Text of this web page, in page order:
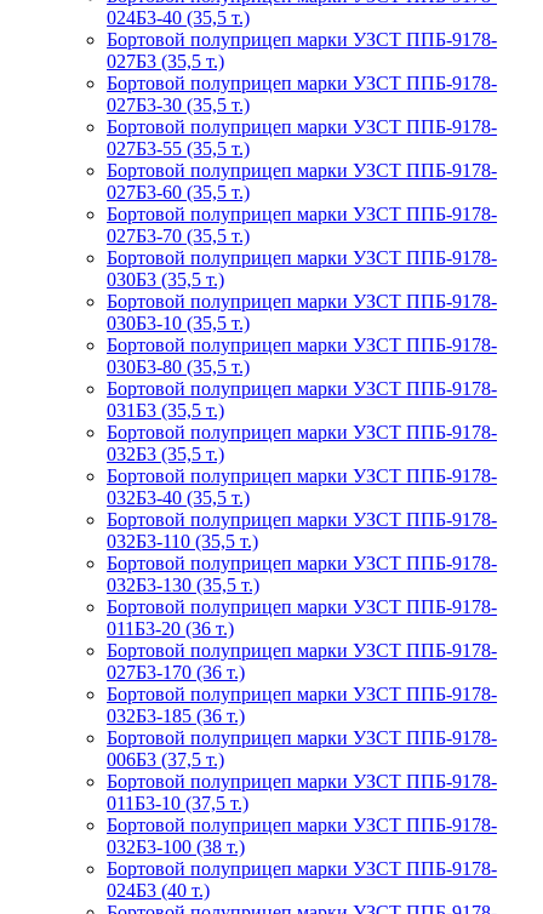
024Б3-40 (35,5 т.)
Бортовой полуприцеп марки УЗСТ ППБ-9178-
027Б3 (35,5 т.)
Бортовой полуприцеп марки УЗСТ ППБ-9178-
027Б3-30 (35,5 т.)
Бортовой полуприцеп марки УЗСТ ППБ-9178-
027Б3-55 (35,5 т.)
Бортовой полуприцеп марки УЗСТ ППБ-9178-
027Б3-60 (35,5 т.)
Бортовой полуприцеп марки УЗСТ ППБ-9178-
027Б3-70 (35,5 т.)
Бортовой полуприцеп марки УЗСТ ППБ-9178-
030Б3 (35,5 т.)
Бортовой полуприцеп марки УЗСТ ППБ-9178-
030Б3-10 (35,5 т.)
Бортовой полуприцеп марки УЗСТ ППБ-9178-
030Б3-80 (35,5 т.)
Бортовой полуприцеп марки УЗСТ ППБ-9178-
031Б3 (35,5 т.)
Бортовой полуприцеп марки УЗСТ ППБ-9178-
032Б3 (35,5 т.)
Бортовой полуприцеп марки УЗСТ ППБ-9178-
032Б3-40 (35,5 т.)
Бортовой полуприцеп марки УЗСТ ППБ-9178-
032Б3-110 (35,5 т.)
Бортовой полуприцеп марки УЗСТ ППБ-9178-
032Б3-130 (35,5 т.)
Бортовой полуприцеп марки УЗСТ ППБ-9178-
011Б3-20 (36 т.)
Бортовой полуприцеп марки УЗСТ ППБ-9178-
027Б3-170 (36 т.)
Бортовой полуприцеп марки УЗСТ ППБ-9178-
032Б3-185 (36 т.)
Бортовой полуприцеп марки УЗСТ ППБ-9178-
006Б3 (37,5 т.)
Бортовой полуприцеп марки УЗСТ ППБ-9178-
011Б3-10 (37,5 т.)
Бортовой полуприцеп марки УЗСТ ППБ-9178-
032Б3-100 (38 т.)
Бортовой полуприцеп марки УЗСТ ППБ-9178-
024Б3 (40 т.)